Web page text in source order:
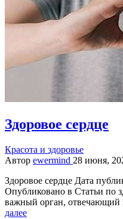
Здоровое сердце
Красота и здоровье
Автор ewermind 28 июня,
Здоровое сердце Дата
Опубликовано в Статьи по
важный орган, отвечающий
далее